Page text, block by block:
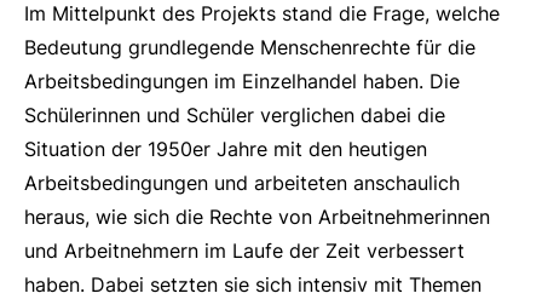
Im Mittelpunkt des Projekts stand die Frage, welche
Bedeutung grundlegende Menschenrechte für die
Arbeitsbedingungen im Einzelhandel haben. Die
Schülerinnen und Schüler verglichen dabei die
Situation der 1950er Jahre mit den heutigen
Arbeitsbedingungen und arbeiteten anschaulich
heraus, wie sich die Rechte von Arbeitnehmerinnen
und Arbeitnehmern im Laufe der Zeit verbessert
haben. Dabei setzten sie sich intensiv mit Themen